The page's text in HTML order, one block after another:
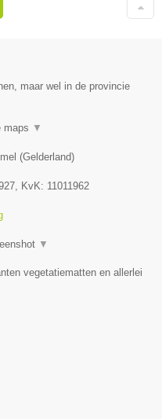
maar wel in de provincie
maps ▼
(Gelderland)
, KvK: 11011962
▼
vegetatiematten en allerlei